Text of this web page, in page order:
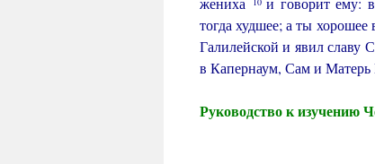
тогда худшее; а ты хорошее
Галилейской и явил славу
в Капернаум, Сам и Матерь
Руководство к изучению